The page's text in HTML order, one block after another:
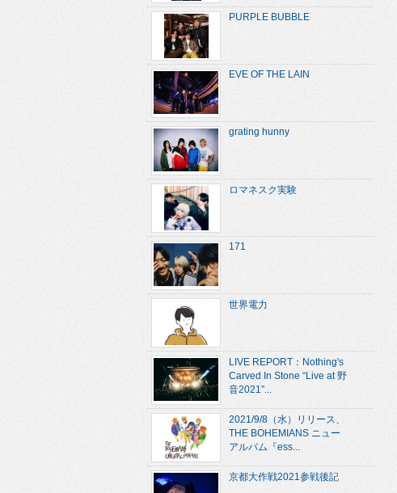
PURPLE BUBBLE
EVE OF THE LAIN
grating hunny
ロマネスク実験
171
世界電力
LIVE REPORT：Nothing's
Carved In Stone “Live at 野
音2021”...
2021/9/8（水）リリース、
THE BOHEMIANS ニュー
アルバム『ess...
京都大作戦2021参戦後記